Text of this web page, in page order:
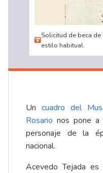
Solicitud de beca de
estilo habitual.
Un cuadro del
Rosario nos pone a
personaje de la
nacional.
Acevedo Tejada